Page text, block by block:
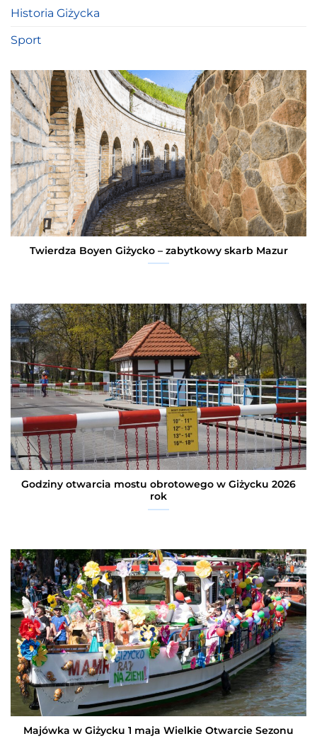
Historia Giżycka
Sport
Twierdza Boyen Giżycko – zabytkowy skarb Mazur
Godziny otwarcia mostu obrotowego w Giżycku 2026
rok
Majówka w Giżycku 1 maja Wielkie Otwarcie Sezonu